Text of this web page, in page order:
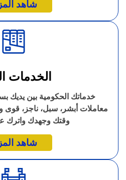
شاهد
الخدمات
خدماتك الحكومية بين يديك
معاملات أبشر، سبل، ناجز، قوى
وقتك وجهدك واترك
شاهد